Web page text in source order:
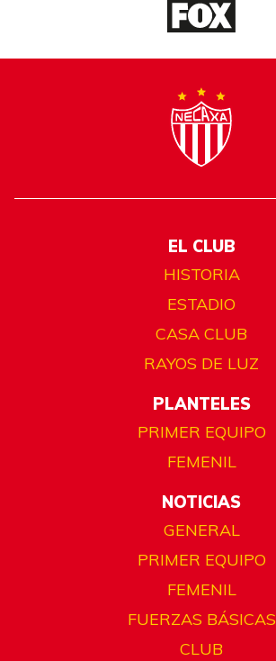
EL CLUB
HISTORIA
ESTADIO
CASA CLUB
RAYOS DE LUZ
PLANTELES
PRIMER EQUIPO
FEMENIL
NOTICIAS
GENERAL
PRIMER EQUIPO
FEMENIL
FUERZAS BÁSICAS
CLUB